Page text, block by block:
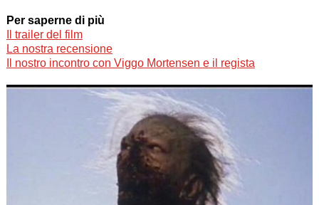
Per saperne di più
Il trailer del film
La nostra recensione
Il nostro incontro con Viggo Mortensen e il regista